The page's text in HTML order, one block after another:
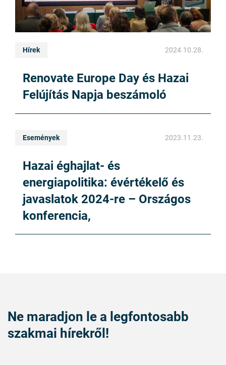
Hírek 2024.10.28.
Renovate Europe Day és Hazai
Felújítás Napja beszámoló
Események 2023.11.23.
Hazai éghajlat- és
energiapolitika: évértékelő és
javaslatok 2024-re – Országos
konferencia,
Ne maradjon le a legfontosabb
szakmai hírekről!